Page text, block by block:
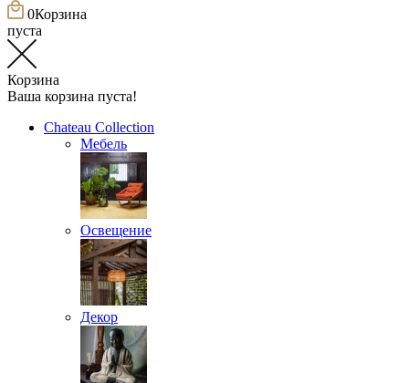
0Корзина
пуста
Корзина
Ваша корзина пуста!
Chateau Collection
Мебель
Освещение
Декор